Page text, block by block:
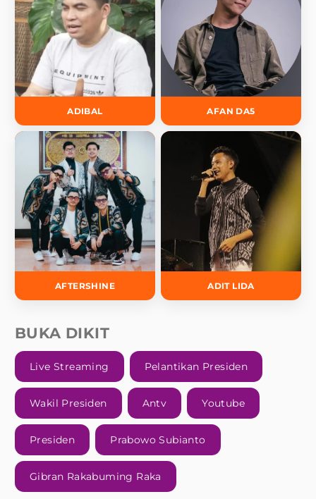
ADIBAL AFAN DA5
AFTERSHINE ADIT LIDA
BUKA DIKIT
Live Streaming Pelantikan Presiden
Wakil Presiden Antv Youtube
Presiden Prabowo Subianto
Gibran Rakabuming Raka